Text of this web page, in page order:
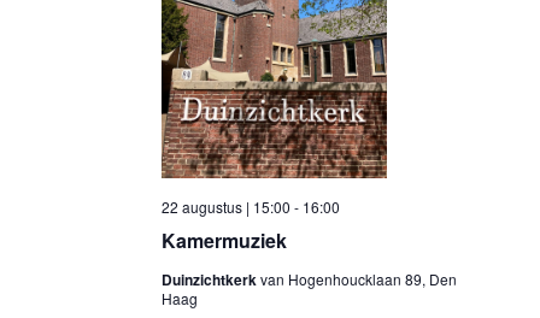
Kamermuziek
22 augustus | 15:00 - 16:00
Duinzichtkerkvan Hogenhoucklaan 89, Den
Haag